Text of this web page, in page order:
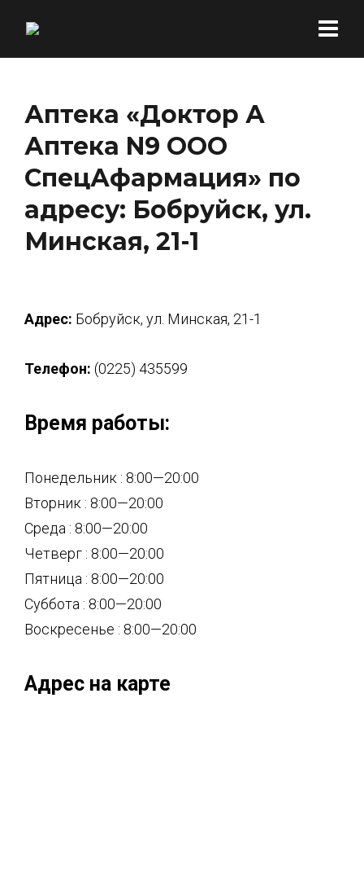
Аптека «Доктор А
Аптека N9 ООО
СпецАфармация» по
адресу: Бобруйск, ул.
Минская, 21-1
Адрес: Бобруйск, ул. Минская, 21-1
Телефон: (0225) 435599
Время работы:
Понедельник : 8:00—20:00
Вторник : 8:00—20:00
Среда : 8:00—20:00
Четверг : 8:00—20:00
Пятница : 8:00—20:00
Суббота : 8:00—20:00
Воскресенье : 8:00—20:00
Адрес на карте